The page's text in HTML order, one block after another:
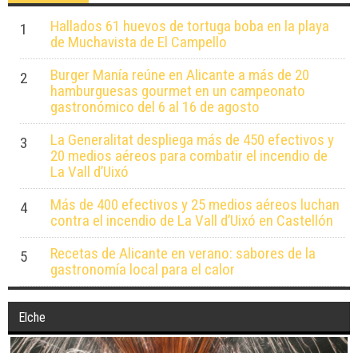
1
Hallados 61 huevos de tortuga boba en la playa
de Muchavista de El Campello
2
Burger Manía reúne en Alicante a más de 20
hamburguesas gourmet en un campeonato
gastronómico del 6 al 16 de agosto
3
La Generalitat despliega más de 450 efectivos y
20 medios aéreos para combatir el incendio de
La Vall d’Uixó
4
Más de 400 efectivos y 25 medios aéreos luchan
contra el incendio de La Vall d’Uixó en Castellón
5
Recetas de Alicante en verano: sabores de la
gastronomía local para el calor
Elche